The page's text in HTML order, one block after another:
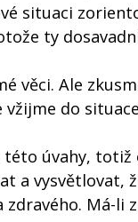
situaci
ty
věci. Ale
vžijme do
této úvahy,
a vysvětlovat,
zdravého. Má-li